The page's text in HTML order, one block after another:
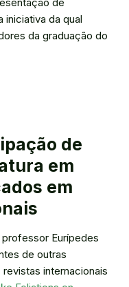
iniciativa da qual
da graduação do
de
em
em
Eurípedes
de outras
internacionais